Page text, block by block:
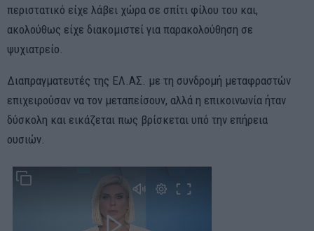
περιστατικό είχε λάβει χώρα σε σπίτι φίλου του και,
ακολούθως είχε διακομιστεί για παρακολούθηση σε
ψυχιατρείο.
Διαπραγματευτές της ΕΛ.ΑΣ. με τη συνδρομή μεταφραστών
επιχειρούσαν να τον μεταπείσουν, αλλά η επικοινωνία ήταν
δύσκολη και εικάζεται πως βρίσκεται υπό την επήρεια
ουσιών.